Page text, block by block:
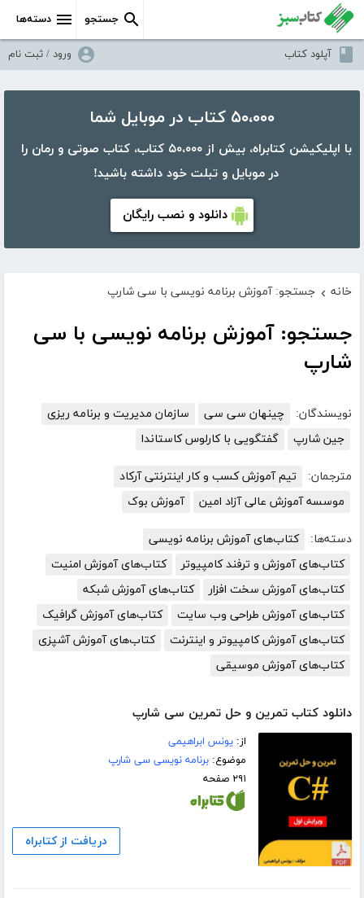
دسته‌ها جستجو
آپلود کتاب ورود / ثبت نام
۵۰،۰۰۰ کتاب در موبایل شما
با اپلیکیشن کتابراه، بیش از ۵۰،۰۰۰ کتاب، کتاب صوتی و رمان را
در موبایل و تبلت خود داشته باشید!
دانلود و نصب رایگان
خانه › جستجو: آموزش برنامه نویسی با سی شارپ
جستجو: آموزش برنامه نویسی با سی
شارپ
نویسندگان: چینهان سی سی
سازمان مدیریت و برنامه ریزی
جین شارپ
گفتگویی با کارلوس کاستاندا
مترجمان:
تیم آموزش کسب و کار اینترنتی آرکاد
موسسه آموزش عالی آزاد امین
آموزش بوک
دسته‌ها:
کتاب‌های آموزش برنامه نویسی
کتاب‌های آموزش و ترفند کامپیوتر
کتاب‌های آموزش امنیت
کتاب‌های آموزش سخت افزار
کتاب‌های آموزش شبکه
کتاب‌های آموزش طراحی وب سایت
کتاب‌های آموزش گرافیک
کتاب‌های آموزش کامپیوتر و اینترنت
کتاب‌های آموزش آشپزی
کتاب‌های آموزش موسیقی
دانلود کتاب تمرین و حل تمرین سی شارپ
از:یونس ابراهیمی
موضوع:برنامه نویسی سی شارپ
۲۹۱ صفحه
دریافت از کتابراه